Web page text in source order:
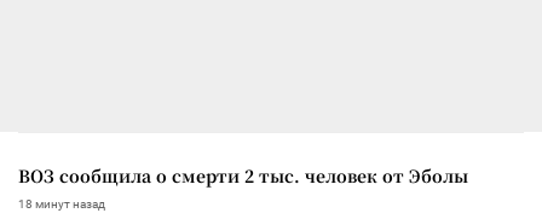
ВОЗ сообщила о смерти 2 тыс. человек от Эболы
18 минут назад